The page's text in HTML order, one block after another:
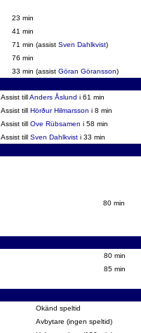
23 min
41 min
71 min (assist Sven Dahlkvist)
76 min
33 min (assist Göran Göransson)
Assist tillAnders Åslund i 61 min
Assist till Hörður Hilmarsson i 8 min
Assist till Ove Rübsamen i 58 min
Assist till Sven Dahlkvist i 33 min
80 min
80 min
85 min
Okänd speltid
Avbytare (ingen speltid)